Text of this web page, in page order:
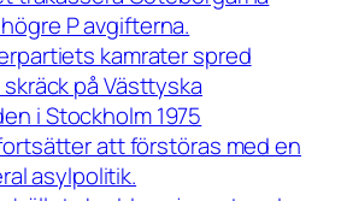
P avgifterna.
kamrater spred
på Västtyska
i Stockholm 1975
att förstöras med en
asylpolitik.